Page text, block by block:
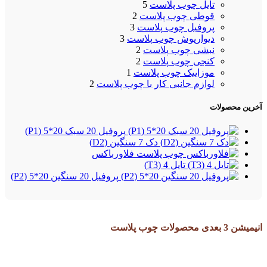
تایل چوب پلاست 5
قوطی چوب پلاست 2
پروفیل چوب پلاست 3
دیوارپوش چوب پلاست 3
نبشی چوب پلاست 2
کنجی چوب پلاست 2
موزاییک چوب پلاست 1
لوازم جانبی کار با چوب پلاست 2
آخرین محصولات
پروفیل 20 سبک 20*5 (P1)
دک 7 سنگین (D2)
فلاورباکس
تایل 4 (T3)
پروفیل 20 سنگین 20*5 (P2)
انیمیشن 3 بعدی محصولات چوب پلاست